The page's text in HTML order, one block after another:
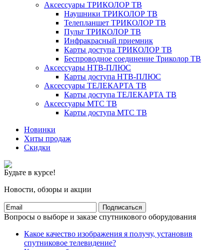
Аксессуары ТРИКОЛОР ТВ
Наушники ТРИКОЛОР ТВ
Телепланшет ТРИКОЛОР ТВ
Пульт ТРИКОЛОР ТВ
Инфракрасный приемник
Карты доступа ТРИКОЛОР ТВ
Беспроводное соединение Триколор ТВ
Аксессуары НТВ-ПЛЮС
Карты доступа НТВ-ПЛЮС
Аксессуары ТЕЛЕКАРТА ТВ
Карты доступа ТЕЛЕКАРТА ТВ
Аксессуары МТС ТВ
Карты доступа МТС ТВ
Новинки
Хиты продаж
Скидки
Будьте в курсе!
Новости, обзоры и акции
Подписаться
Вопросы о выборе и заказе спутникового оборудования
Какое качество изображения я получу, установив
спутниковое телевидение?